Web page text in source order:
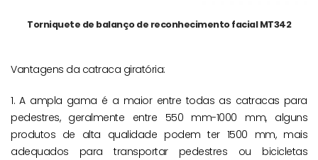
Torniquete de balanço de reconhecimento facial MT342
Vantagens da catraca giratória:
1. A ampla gama é a maior entre todas as catracas para
pedestres, geralmente entre 550 mm-1000 mm, alguns
produtos de alta qualidade podem ter 1500 mm, mais
adequados para transportar pedestres ou bicicletas